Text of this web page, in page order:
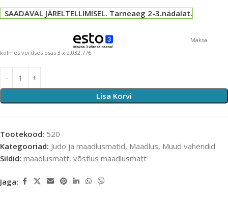
SAADAVAL JÄRELTELLIMISEL. Tarneaeg 2-3.nädalat.
Maksa
kolmes võrdses osas 3 x 2,032.77€
Lisa Korvi
Tootekood: 520
Kategooriad: Judo ja maadlusmatid, Maadlus, Muud vahendid
Sildid: maadlusmatt, võstlus maadlusmatt
Jaga: